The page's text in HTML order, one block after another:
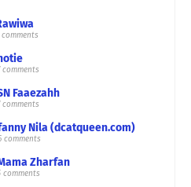
comments
comments
Faaezahh
comments
Nila (dcatqueen.com)
comments
Zharfan
comments